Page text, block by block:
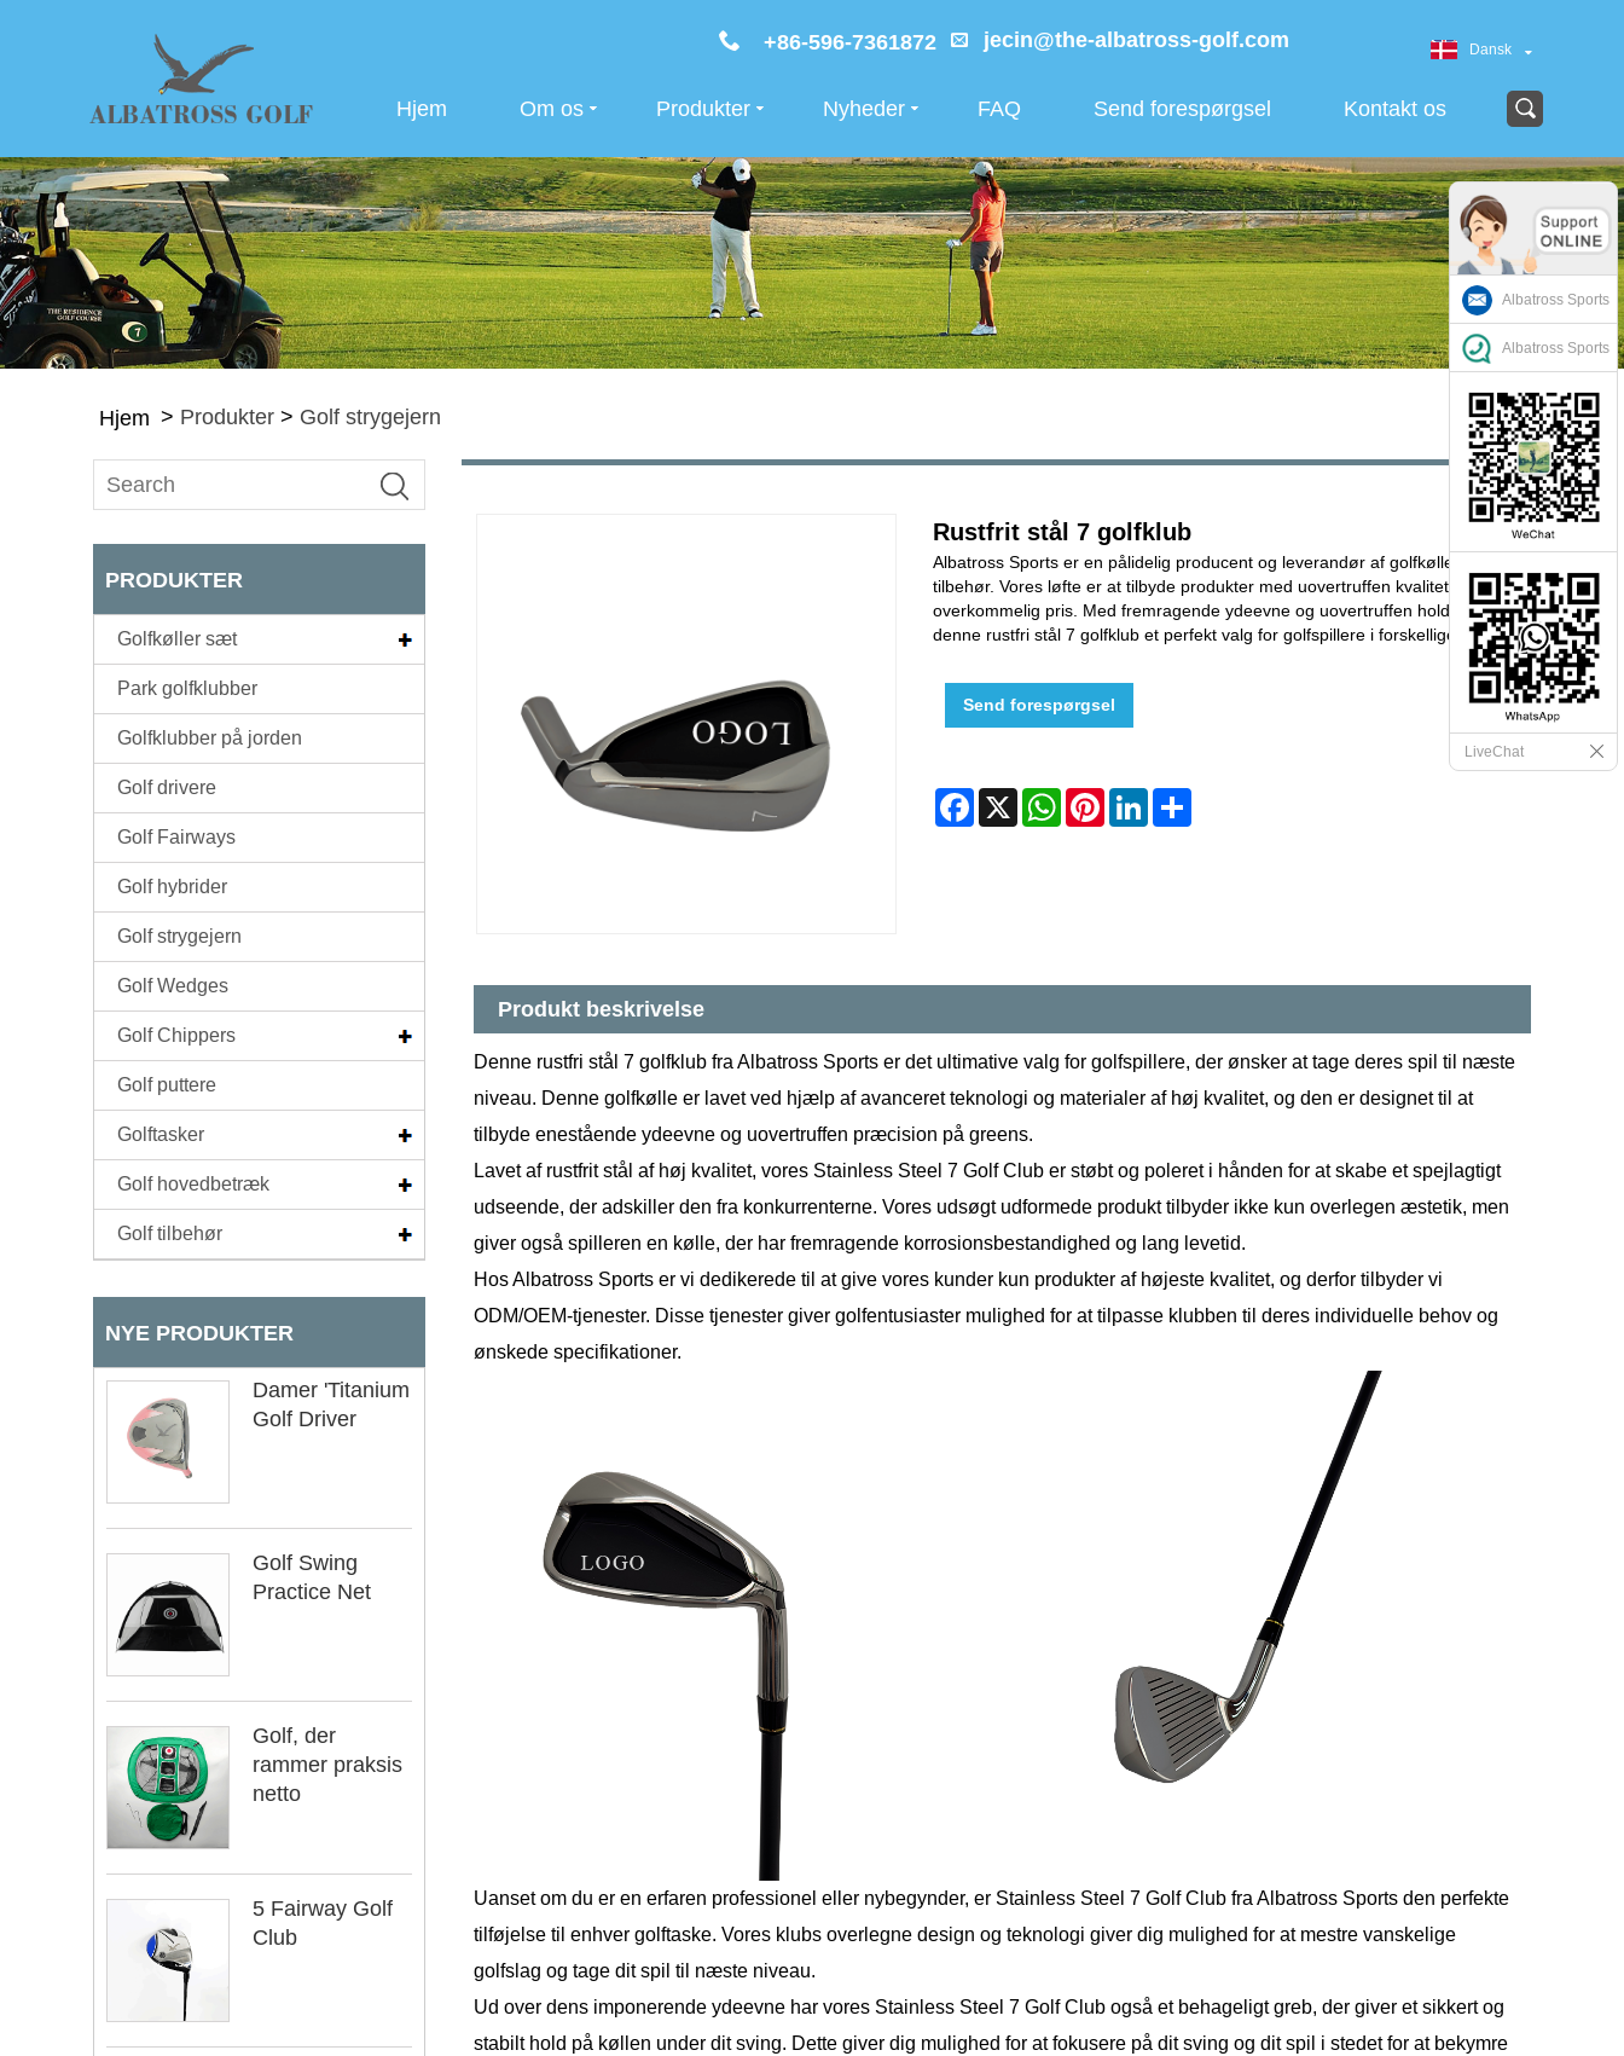
+86-596-7361872 jecin@the-albatross-golf.com Dansk
Hjem Om os Produkter Nyheder FAQ Send forespørgsel Kontakt os
Hjem > Produkter > Golf strygejern
PRODUKTER
Golfkøller sæt
Park golfklubber
Golfklubber på jorden
Golf drivere
Golf Fairways
Golf hybrider
Golf strygejern
Golf Wedges
Golf Chippers
Golf puttere
Golftasker
Golf hovedbetræk
Golf tilbehør
NYE PRODUKTER
Damer 'Titanium
Golf Driver
Golf Swing
Practice Net
Golf, der
rammer praksis
netto
5 Fairway Golf
Club
Rustfrit stål 7 golfklub
Albatross Sports er en pålidelig producent og leverandør af golfkøller og
tilbehør. Vores løfte er at tilbyde produkter med uovertruffen kvalitet til en
overkommelig pris. Med fremragende ydeevne og uovertruffen holdbarhed er
denne rustfri stål 7 golfklub et perfekt valg for golfspillere i forskellige kvaliteter.
Send forespørgsel
Facebook
X WhatsApp
Pinterest
LinkedIn
Produkt beskrivelse
Denne rustfri stål 7 golfklub fra Albatross Sports er det ultimative valg for golfspillere, der ønsker at tage deres spil til næste
niveau. Denne golfkølle er lavet ved hjælp af avanceret teknologi og materialer af høj kvalitet, og den er designet til at
tilbyde enestående ydeevne og uovertruffen præcision på greens.
Lavet af rustfrit stål af høj kvalitet, vores Stainless Steel 7 Golf Club er støbt og poleret i hånden for at skabe et spejlagtigt
udseende, der adskiller den fra konkurrenterne. Vores udsøgt udformede produkt tilbyder ikke kun overlegen æstetik, men
giver også spilleren en kølle, der har fremragende korrosionsbestandighed og lang levetid.
Hos Albatross Sports er vi dedikerede til at give vores kunder kun produkter af højeste kvalitet, og derfor tilbyder vi
ODM/OEM-tjenester. Disse tjenester giver golfentusiaster mulighed for at tilpasse klubben til deres individuelle behov og
ønskede specifikationer.
Uanset om du er en erfaren professionel eller nybegynder, er Stainless Steel 7 Golf Club fra Albatross Sports den perfekte
tilføjelse til enhver golftaske. Vores klubs overlegne design og teknologi giver dig mulighed for at mestre vanskelige
golfslag og tage dit spil til næste niveau.
Ud over dens imponerende ydeevne har vores Stainless Steel 7 Golf Club også et behageligt greb, der giver et sikkert og
stabilt hold på køllen under dit sving. Dette giver dig mulighed for at fokusere på dit sving og dit spil i stedet for at bekymre
Albatross Sports
Albatross Sports
LiveChat